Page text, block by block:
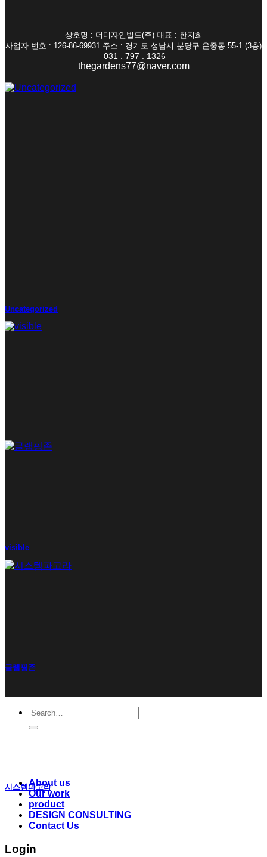
상호명 : 더디자인빌드(주) 대표 : 한지희
사업자 번호 : 126-86-69931 주소 : 경기도 성남시 분당구 운중동 55-1 (3층)
031 . 797 . 1326
thegardens77@naver.com
Uncategorized
visible
글램핑존
시스템파고라
Search
for:
About us
Our work
product
DESIGN CONSULTING
Contact Us
Login